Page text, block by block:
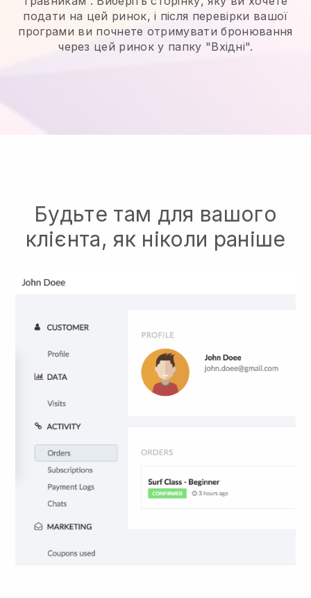
подати на цей ринок, і після перевірки вашої
програми ви почнете отримувати бронювання
через цей ринок у папку "Вхідні".
Будьте там для вашого
клієнта, як ніколи раніше